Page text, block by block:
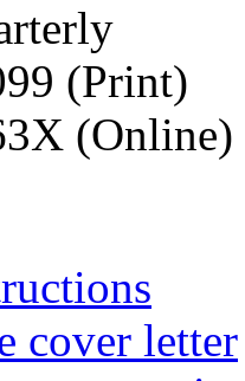
(Print)
(Online)
cover letter